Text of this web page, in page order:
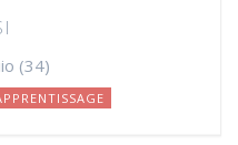
(34)